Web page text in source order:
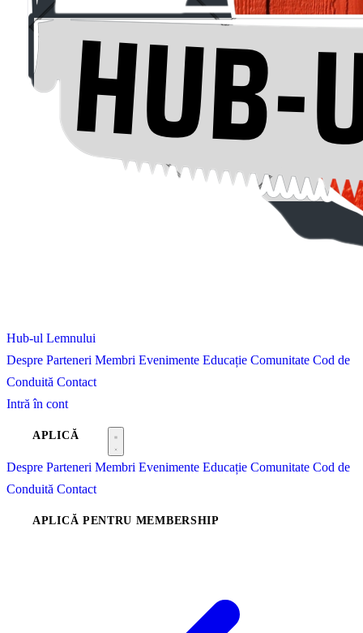
Hub-ul Lemnului
Despre Parteneri Membri Evenimente Educație Comunitate Cod de
Conduită Contact
Intră în cont
APLICĂ
Despre Parteneri Membri Evenimente Educație Comunitate Cod de
Conduită Contact
APLICĂ PENTRU MEMBERSHIP